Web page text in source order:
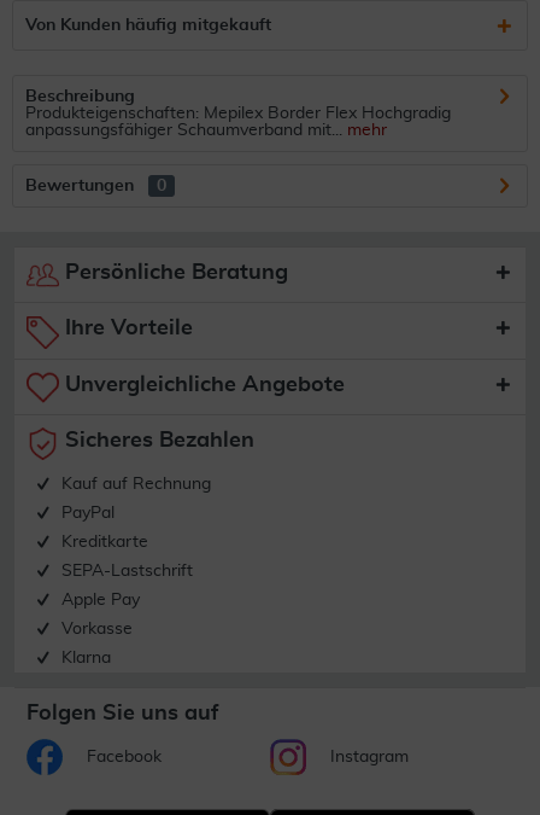
Von Kunden häufig mitgekauft
Beschreibung
Produkteigenschaften: Mepilex Border Flex Hochgradig
anpassungsfähiger Schaumverband mit... mehr
Bewertungen 0
Persönliche Beratung
Ihre Vorteile
Unvergleichliche Angebote
Sicheres Bezahlen
Kauf auf Rechnung
PayPal
Kreditkarte
SEPA-Lastschrift
Apple Pay
Vorkasse
Klarna
Folgen Sie uns auf
Facebook Instagram